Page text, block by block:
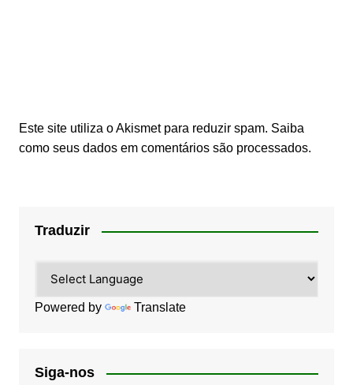
Este site utiliza o Akismet para reduzir spam. Saiba
como seus dados em comentários são processados.
Traduzir
Powered by Translate
Siga-nos